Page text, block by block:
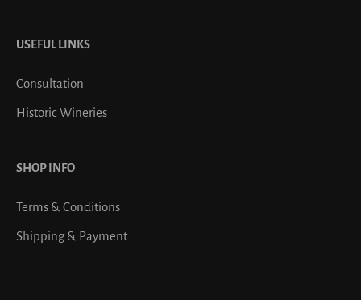
USEFUL LINKS
Consultation
Historic Wineries
SHOP INFO
Terms & Conditions
Shipping & Payment